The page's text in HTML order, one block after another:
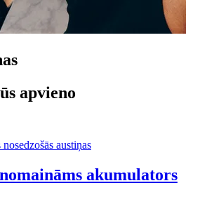
apvieno
austiņas
akumulators